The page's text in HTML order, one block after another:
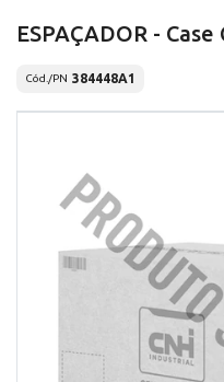
ESPAÇADOR - Case
Cód./PN 384448A1